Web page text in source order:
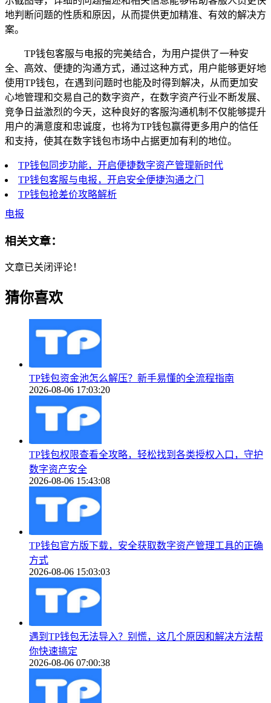
地判断问题的性质和原因，从而提供更加精准、有效的解决方
案。
TP钱包客服与电报的完美结合，为用户提供了一种安
全、高效、便捷的沟通方式，通过这种方式，用户能够更好地
使用TP钱包，在遇到问题时也能及时得到解决，从而更加安
心地管理和交易自己的数字资产，在数字资产行业不断发展、
竞争日益激烈的今天，这种良好的客服沟通机制不仅能够提升
用户的满意度和忠诚度，也将为TP钱包赢得更多用户的信任
和支持，使其在数字钱包市场中占据更加有利的地位。
TP钱包同步功能，开启便捷数字资产管理新时代
TP钱包客服与电报，开启安全便捷沟通之门
TP钱包抢差价攻略解析
电报
相关文章：
文章已关闭评论！
猜你喜欢
TP钱包资金池怎么解压？新手易懂的全流程指南
2026-08-06 17:03:20
TP钱包权限查看全攻略，轻松找到各类授权入口，守护
数字资产安全
2026-08-06 15:43:08
TP钱包官方版下载，安全获取数字资产管理工具的正确
方式
2026-08-06 15:03:03
遇到TP钱包无法导入？别慌，这几个原因和解决方法帮
你快速搞定
2026-08-06 07:00:38